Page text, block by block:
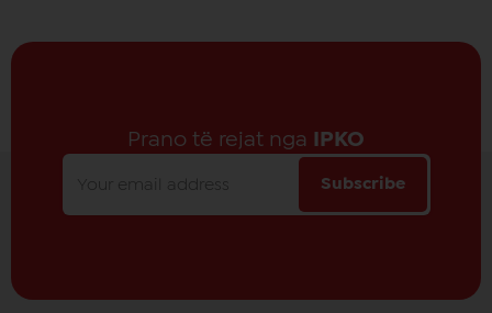
Prano të rejat nga IPKO
Subscribe